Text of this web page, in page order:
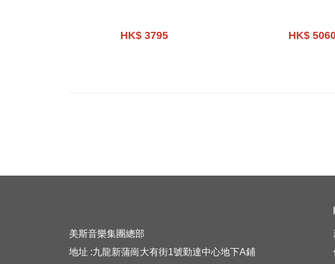
HK$ 3795 HK$
美斯音樂集團總部
地址 :九龍新蒲崗大有街1號勤達中心地下A鋪